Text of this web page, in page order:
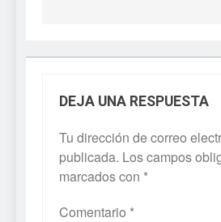
DEJA UNA RESPUESTA
Tu dirección de correo
publicada. Los campos
marcados con *
Comentario *